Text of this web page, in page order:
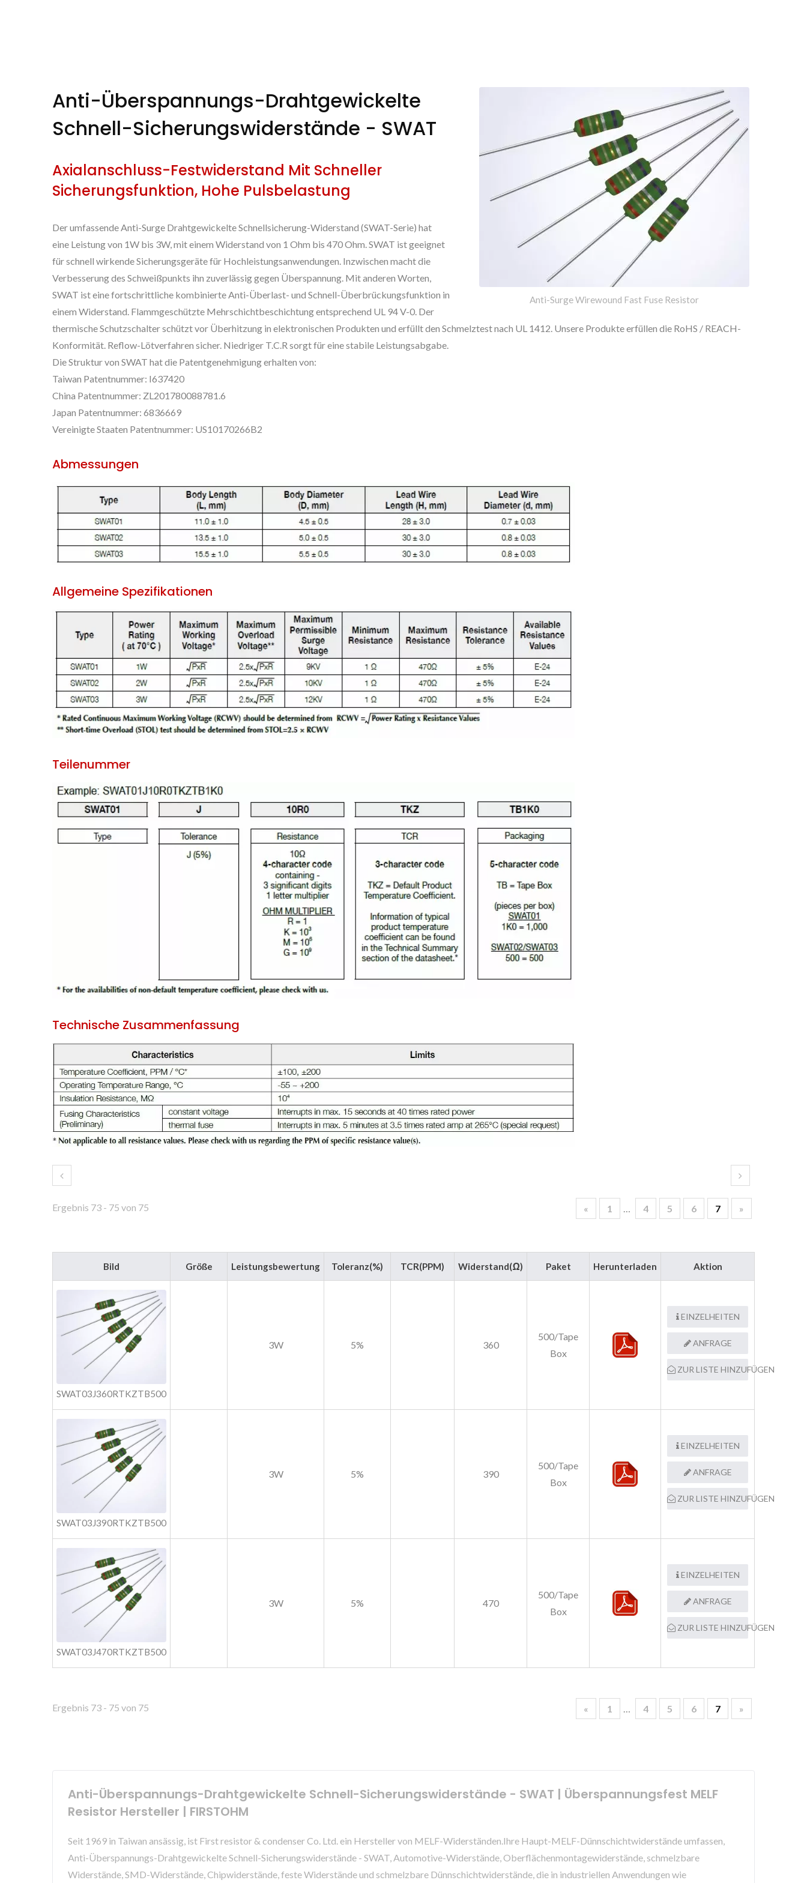
Anti-Surge Wirewound Fast Fuse Resistor
Anti-Überspannungs-Drahtgewickelte
Schnell-Sicherungswiderstände - SWAT
Axialanschluss-Festwiderstand Mit Schneller
Sicherungsfunktion, Hohe Pulsbelastung
Der umfassende Anti-Surge Drahtgewickelte Schnellsicherung-Widerstand (SWAT-Serie) hat
eine Leistung von 1W bis 3W, mit einem Widerstand von 1 Ohm bis 470 Ohm. SWAT ist geeignet
für schnell wirkende Sicherungsgeräte für Hochleistungsanwendungen. Inzwischen macht die
Verbesserung des Schweißpunkts ihn zuverlässig gegen Überspannung. Mit anderen Worten,
SWAT ist eine fortschrittliche kombinierte Anti-Überlast- und Schnell-Überbrückungsfunktion in
einem Widerstand. Flammgeschützte Mehrschichtbeschichtung entsprechend UL 94 V-0. Der
thermische Schutzschalter schützt vor Überhitzung in elektronischen Produkten und erfüllt den Schmelztest nach UL 1412. Unsere Produkte erfüllen die RoHS / REACH-
Konformität. Reflow-Lötverfahren sicher. Niedriger T.C.R sorgt für eine stabile Leistungsabgabe.
Die Struktur von SWAT hat die Patentgenehmigung erhalten von:
Taiwan Patentnummer: I637420
China Patentnummer: ZL201780088781.6
Japan Patentnummer: 6836669
Vereinigte Staaten Patentnummer: US10170266B2
Abmessungen
Allgemeine Spezifikationen
Teilenummer
Technische Zusammenfassung
Ergebnis 73 - 75 von 75 « 1 … 4 5 6 7 »
Bild Größe Leistungsbewertung Toleranz(%) TCR(PPM) Widerstand(Ω) Paket Herunterladen Aktion
SWAT03J360RTKZTB500
3W 5% 360
500/Tape
Box
EINZELHEITEN
ANFRAGE
ZUR LISTE HINZUFÜGEN
SWAT03J390RTKZTB500
3W 5% 390
500/Tape
Box
EINZELHEITEN
ANFRAGE
ZUR LISTE HINZUFÜGEN
SWAT03J470RTKZTB500
3W 5% 470
500/Tape
Box
EINZELHEITEN
ANFRAGE
ZUR LISTE HINZUFÜGEN
Ergebnis 73 - 75 von 75 « 1 … 4 5 6 7 »
Anti-Überspannungs-Drahtgewickelte Schnell-Sicherungswiderstände - SWAT | Überspannungsfest MELF
Resistor Hersteller | FIRSTOHM
Seit 1969 in Taiwan ansässig, ist First resistor & condenser Co. Ltd. ein Hersteller von MELF-Widerständen.Ihre Haupt-MELF-Dünnschichtwiderstände umfassen,
Anti-Überspannungs-Drahtgewickelte Schnell-Sicherungswiderstände - SWAT, Automotive-Widerstände, Oberflächenmontagewiderstände, schmelzbare
Widerstände, SMD-Widerstände, Chipwiderstände, feste Widerstände und schmelzbare Dünnschichtwiderstände, die in industriellen Anwendungen wie